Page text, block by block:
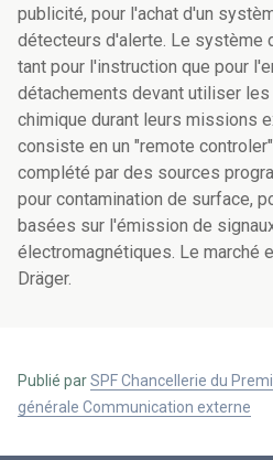
publicité, pour l'achat d'un
détecteurs d'alerte. Le système
tant pour l'instruction que pour
détachements devant utiliser
chimique durant leurs missions
consiste en un "remote
complété par des sources
pour contamination de surface,
basées sur l'émission de
électromagnétiques. Le marché
Dräger.
Publié parSPF Chancellerie du
générale Communication externe